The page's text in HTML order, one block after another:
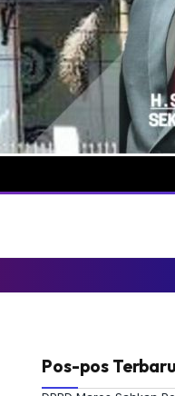
Pos-pos Terbaru